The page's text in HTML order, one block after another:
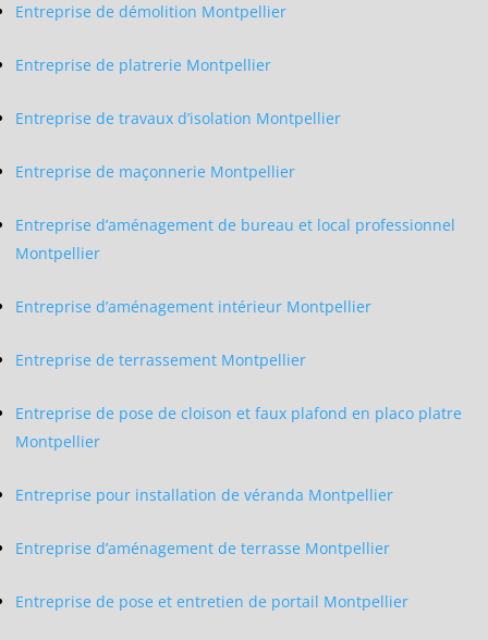
Entreprise de démolition Montpellier
Entreprise de platrerie Montpellier
Entreprise de travaux d’isolation Montpellier
Entreprise de maçonnerie Montpellier
Entreprise d’aménagement de bureau et local professionnel
Montpellier
Entreprise d’aménagement intérieur Montpellier
Entreprise de terrassement Montpellier
Entreprise de pose de cloison et faux plafond en placo platre
Montpellier
Entreprise pour installation de véranda Montpellier
Entreprise d’aménagement de terrasse Montpellier
Entreprise de pose et entretien de portail Montpellier